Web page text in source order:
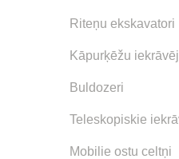
Riteņu ekskavatori
Kāpurķēžu
Buldozeri
Teleskopiskie
Mobilie ostu celtņi